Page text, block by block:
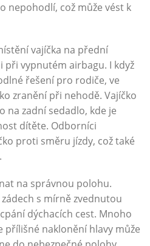
nepohodlí, což může vést k
vajíčka na přední
vypnutém airbagu. I když
řešení pro rodiče, ve
zranění při nehodě. Vajíčko
na zadní sedadlo, kde je
dítěte. Odborníci
proti směru jízdy, což také
na správnou polohu.
s mírně zvednutou
dýchacích cest. Mnoho
přílišné naklonění hlavy může